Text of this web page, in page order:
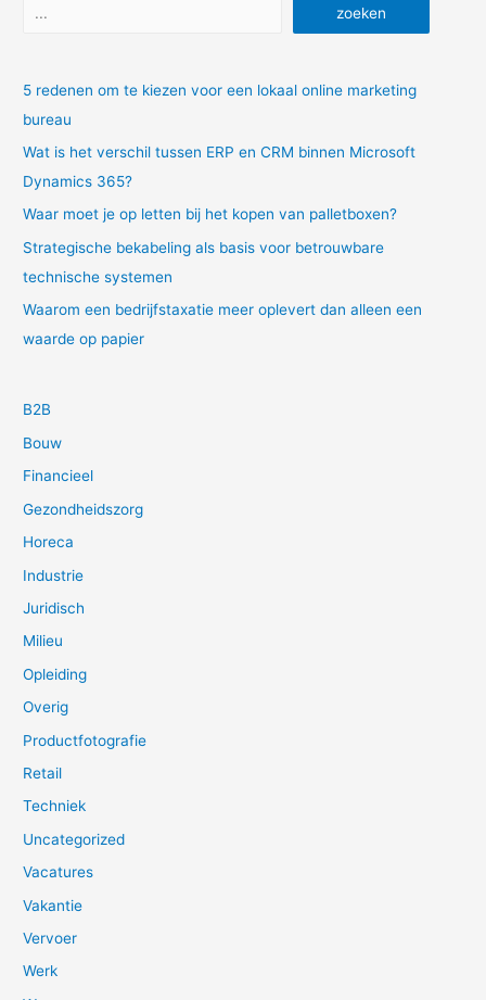
zoeken
5 redenen om te kiezen voor een lokaal online marketing
bureau
Wat is het verschil tussen ERP en CRM binnen Microsoft
Dynamics 365?
Waar moet je op letten bij het kopen van palletboxen?
Strategische bekabeling als basis voor betrouwbare
technische systemen
Waarom een bedrijfstaxatie meer oplevert dan alleen een
waarde op papier
B2B
Bouw
Financieel
Gezondheidszorg
Horeca
Industrie
Juridisch
Milieu
Opleiding
Overig
Productfotografie
Retail
Techniek
Uncategorized
Vacatures
Vakantie
Vervoer
Werk